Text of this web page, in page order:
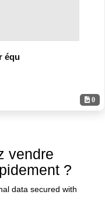
0
équ
vendre
?
data secured with